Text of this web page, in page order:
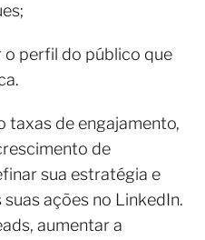
perfil do público que
taxas de engajamento,
de
sua estratégia e
ações no LinkedIn.
aumentar a